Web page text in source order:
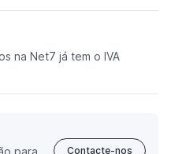
na Net7 já tem o IVA
para
Contacte-nos